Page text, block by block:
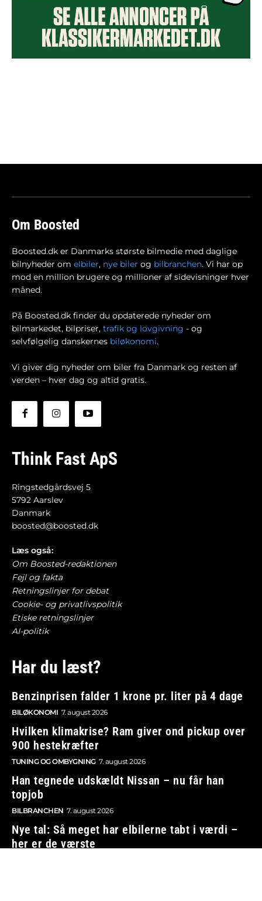
Om Boosted
Boosted.dk er Danmarks største bilmedie med daglige
bilnyheder om elbiler, nye biler og bilbranchen. Vi har op
mod en million brugere og millioner af sidevisninger hver
måned.
På Boosted.dk finder du opdaterede nyheder om
bilmarkedet, bilpriser, trafik og lovgivning - og
selvfølgelig danskernes biløkonomi.
Vi giver dig nyheder om biler fra Danmark og resten af
verden – hver dag og altid gratis.
Think Fast ApS
Ringstedgårdsvej 5
5792 Aarslev
Danmark
boosted@boosted.dk
Læs også:
Om Boosted-redaktionen
Fejl og fakta
Retningslinjer for debat
Cookie- og privatlivspolitik
Etiske retningslinjer
AI-politik
Har du læst?
Benzinprisen falder 1 krone pr. liter på 4 dage
BILØKONOMI 7. august 2026
Hvilken klimakrise? Ram giver ond pickup over
900 hestekræfter
TUNING OG OMBYGNING 7. august 2026
Han tegnede udskældt Nissan – nu får han
topjob
BILBRANCHEN 7. august 2026
Nye tal: Så meget har elbilerne tabt i værdi –
her er de værste